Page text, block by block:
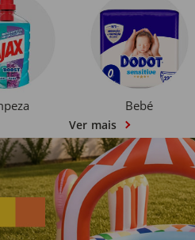
Bebé
Ver mais